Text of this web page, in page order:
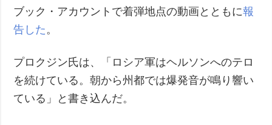
ブック・アカウントで着弾地点の動画とともに報
告した 。
プロクジン氏は、「ロシア軍はヘルソンへのテロ
を続けている。朝から州都では爆発音が鳴り響い
ている」と書き込んだ。